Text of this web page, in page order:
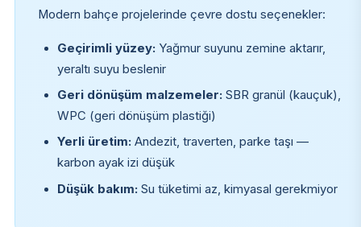
Modern bahçe projelerinde çevre dostu seçenekler:
Geçirimli yüzey: Yağmur suyunu zemine aktarır,
yeraltı suyu beslenir
Geri dönüşüm malzemeler: SBR granül (kauçuk),
WPC (geri dönüşüm plastiği)
Yerli üretim: Andezit, traverten, parke taşı —
karbon ayak izi düşük
Düşük bakım: Su tüketimi az, kimyasal gerekmiyor